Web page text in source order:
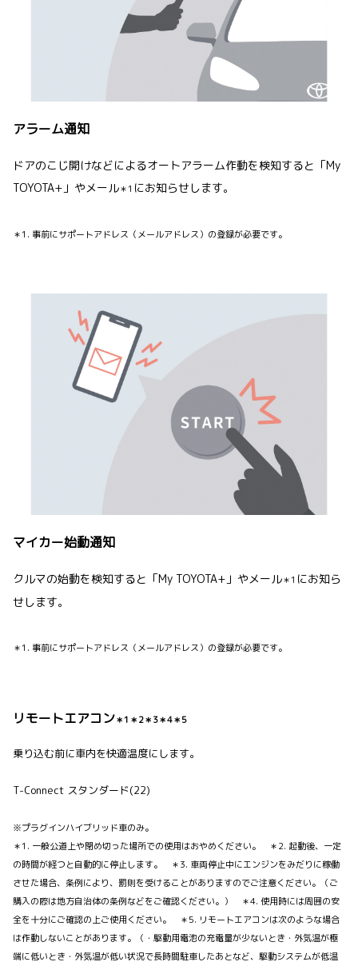
アラーム通知
ドアのこじ開けなどによるオートアラーム作動を検知すると「My
TOYOTA+」やメール＊1 にお知らせします。
＊1. 事前にサポートアドレス（メールアドレス）の登録が必要です。
マイカー始動通知
クルマの始動を検知すると「My TOYOTA+」やメール＊1 にお知ら
せします。
＊1. 事前にサポートアドレス（メールアドレス）の登録が必要です。
リモートエアコン＊1＊2＊3＊4＊5
乗り込む前に車内を快適温度にします。
T-Connect スタンダード(22)
※プラグインハイブリッド車のみ。
＊1. 一般公道上や閉め切った場所での使用はおやめください。 ＊2. 起動後、一定
の時間が経つと自動的に停止します。 ＊3. 車両停止中にエンジンをみだりに稼働
させた場合、条例により、罰則を受けることがありますのでご注意ください。（ご
購入の際は地方自治体の条例などをご確認ください。） ＊4. 使用時には周囲の安
全を十分にご確認の上ご使用ください。 ＊5. リモートエアコンは次のような場合
は作動しないことがあります。（・駆動用電池の充電量が少ないとき・外気温が極
端に低いとき・外気温が低い状況で長時間駐車したあとなど、駆動システムが低温